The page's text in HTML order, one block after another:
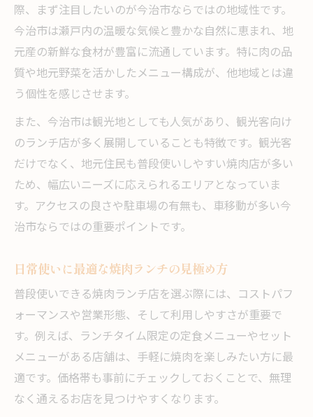
焼肉ランチを快適に味わうための工夫
家族利用に便利な焼肉ランチ店の特徴
家族や一人でも安心の今治焼肉事情
一人でも入りやすい焼肉ランチの魅力
今治市で安心できるランチ焼肉の特徴
焼肉ランチで叶う気軽な一人時間の過ごし
方
家族で楽しむ焼肉ランチのポイント紹介
口コミを参考にランチ満足度アップ
今治市の口コミ高評価焼肉ランチを調査
レビュー活用で失敗しないランチ選び
焼肉ランチの満足度を左右する口コミ分析
実体験レビューから学ぶランチ店選び
駐車場や個室も重視した昼の過ごし方
駐車場完備の焼肉ランチ店で便利な昼食
際、まず注目したいのが今治市ならではの地域性です。
今治市は瀬戸内の温暖な気候と豊かな自然に恵まれ、地
元産の新鮮な食材が豊富に流通しています。特に肉の品
質や地元野菜を活かしたメニュー構成が、他地域とは違
う個性を感じさせます。
また、今治市は観光地としても人気があり、観光客向け
のランチ店が多く展開していることも特徴です。観光客
だけでなく、地元住民も普段使いしやすい焼肉店が多い
ため、幅広いニーズに応えられるエリアとなっていま
す。アクセスの良さや駐車場の有無も、車移動が多い今
治市ならではの重要ポイントです。
日常使いに最適な焼肉ランチの見極め方
普段使いできる焼肉ランチ店を選ぶ際には、コストパフ
ォーマンスや営業形態、そして利用しやすさが重要で
す。例えば、ランチタイム限定の定食メニューやセット
メニューがある店舗は、手軽に焼肉を楽しみたい方に最
適です。価格帯も事前にチェックしておくことで、無理
なく通えるお店を見つけやすくなります。